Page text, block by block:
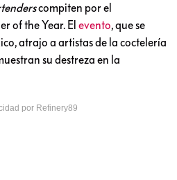
compiten por el
of the Year. El evento, que se
atrajo a artistas de la coctelería
su destreza en la
por Refinery89